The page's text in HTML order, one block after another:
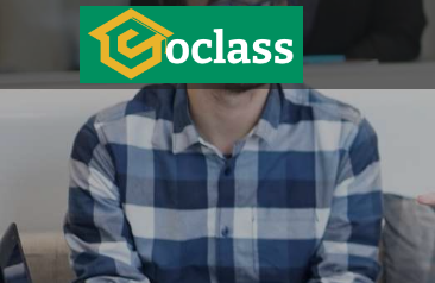
content
Oclass.ac.id
Membangun Generasi Unggul dan Berdaya Saing